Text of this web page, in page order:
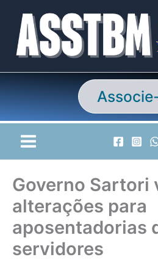
conteúdo
Governo Sartori
alterações para
aposentadorias
servidores